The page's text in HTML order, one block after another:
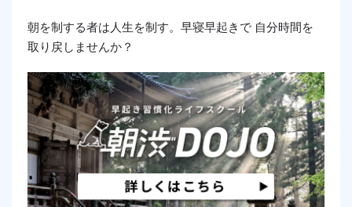
朝を制する者は人生を制す。早寝早起きで 自分時間を
取り戻しませんか？